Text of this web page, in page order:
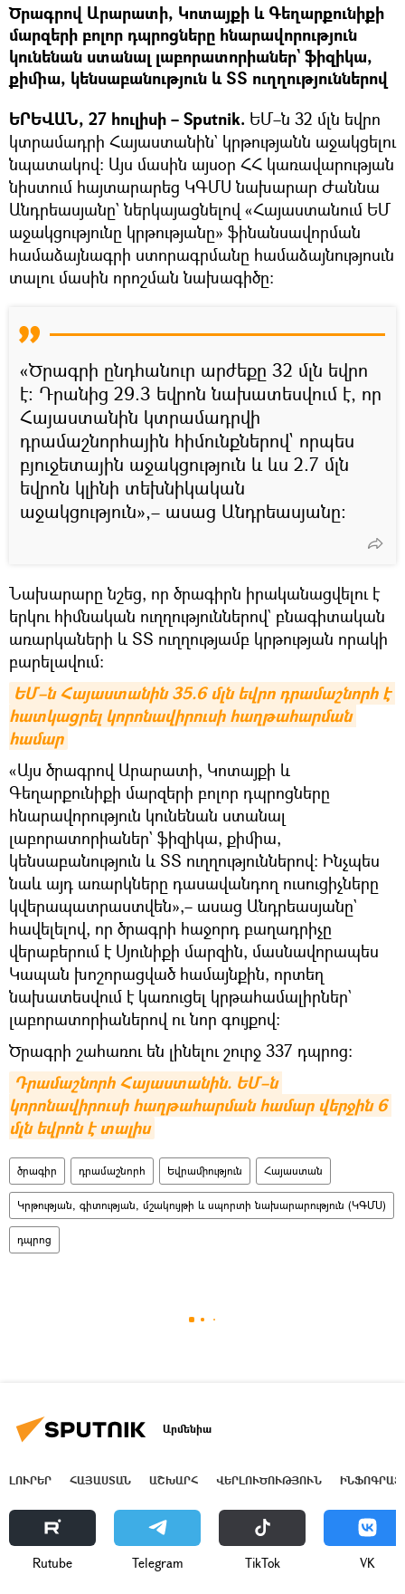
Ծրագրով Արարատի, Կոտայքի և Գեղարքունիքի
մարզերի բոլոր դպրոցները հնարավորություն
կունենան ստանալ լաբորատորիաներ` ֆիզիկա,
քիմիա, կենսաբանություն և ՏՏ ուղղություններով
ԵՐԵՎԱՆ, 27 հուլիսի – Sputnik. ԵՄ–ն 32 մլն եվրո
կտրամադրի Հայաստանին` կրթությանն աջակցելու
նպատակով։ Այս մասին այսօր ՀՀ կառավարության
նիստում հայտարարեց ԿԳՄՍ նախարար Ժաննա
Անդրեասյանը` ներկայացնելով «Հայաստանում ԵՄ
աջակցությունը կրթությանը» ֆինանսավորման
համաձայնագրի ստորագրմանը համաձայնությոսւն
տալու մասին որոշման նախագիծը։
«Ծրագրի ընդհանուր արժեքը 32 մլն եվրո
է։ Դրանից 29.3 եվրոն նախատեսվում է, որ
Հայաստանին կտրամադրվի
դրամաշնորհային հիմունքներով` որպես
բյուջետային աջակցություն և ևս 2.7 մլն
եվրոն կլինի տեխնիկական
աջակցություն»,– ասաց Անդրեասյանը։
Նախարարը նշեց, որ ծրագիրն իրականացվելու է
երկու հիմնական ուղղություններով` բնագիտական
առարկաների և ՏՏ ուղղությամբ կրթության որակի
բարելավում։
ԵՄ–ն Հայաստանին 35.6 մլն եվրո դրամաշնորհ է
հատկացրել կորոնավիրուսի հաղթահարման
համար
«Այս ծրագրով Արարատի, Կոտայքի և
Գեղարքունիքի մարզերի բոլոր դպրոցները
հնարավորություն կունենան ստանալ
լաբորատորիաներ` ֆիզիկա, քիմիա,
կենսաբանություն և ՏՏ ուղղություններով։ Ինչպես
նաև այդ առարկները դասավանդող ուսուցիչները
կվերապատրաստվեն»,– ասաց Անդրեասյանը`
հավելելով, որ ծրագրի հաջորդ բաղադրիչը
վերաբերում է Սյունիքի մարզին, մասնավորապես
Կապան խոշորացված համայնքին, որտեղ
նախատեսվում է կառուցել կրթահամալիրներ`
լաբորատորիաներով ու նոր գույքով։
Ծրագրի շահառու են լինելու շուրջ 337 դպրոց։
Դրամաշնորհ Հայաստանին. ԵՄ–ն
կորոնավիրուսի հաղթահարման համար վերջին 6
մլն եվրոն է տալիս
ծրագիր դրամաշնորհ Եվրամիություն Հայաստան
Կրթության, գիտության, մշակույթի և սպորտի նախարարություն (ԿԳՄՍ)
դպրոց
Արմենիա
ԼՈՒՐԵՐ ՀԱՅԱՍՏԱՆ ԱՇԽԱՐՀ ՎԵՐԼՈՒԾՈՒԹՅՈՒՆ
Rutube Telegram ТikТоk VK